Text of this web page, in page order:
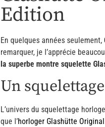
Edition
En quelques années seulement,
remarquer, je l’apprécie
la superbe montre squelette
Un
L’univers du squelettage
que l’horloger Glashütte Original